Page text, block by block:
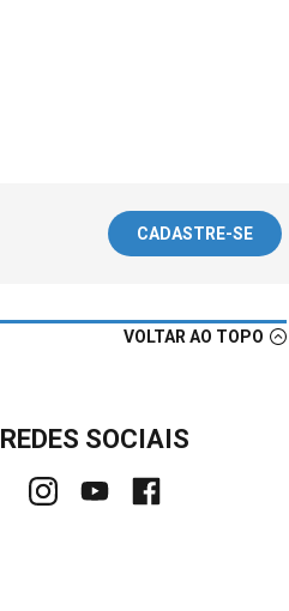
CADASTRE-SE
VOLTAR AO TOPO
REDES SOCIAIS